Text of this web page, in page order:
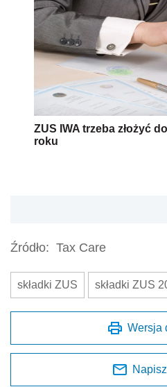
ZUS IWA trzeba złożyć
roku
Źródło: Tax Care
składki ZUS składki ZUS
Wersja